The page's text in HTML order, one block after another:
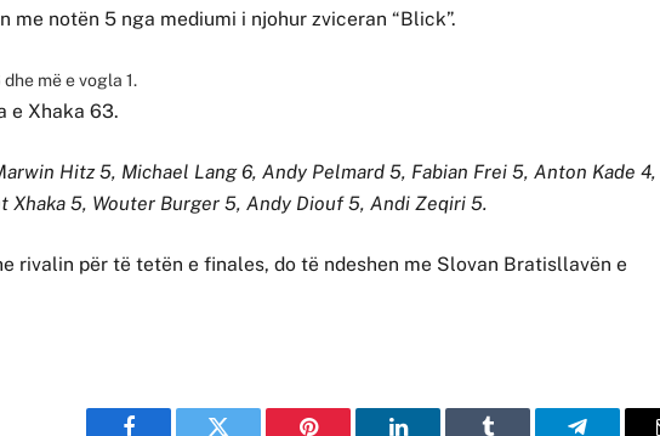
me notën 5 nga mediumi i njohur zviceran “Blick”.
më e vogla 1.
e Xhaka 63.
arwin Hitz 5, Michael Lang 6, Andy Pelmard 5, Fabian Frei 5, Anton Kade 4,
Xhaka 5, Wouter Burger 5, Andy Diouf 5, Andi Zeqiri 5.
rivalin për të tetën e finales, do të ndeshen me Slovan Bratisllavën e